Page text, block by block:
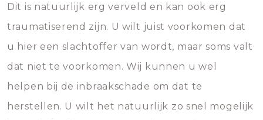
Dit is natuurlijk erg verveld en kan ook erg
traumatiserend zijn. U wilt juist voorkomen dat
u hier een slachtoffer van wordt, maar soms valt
dat niet te voorkomen. Wij kunnen u wel
helpen bij de inbraakschade om dat te
herstellen. U wilt het natuurlijk zo snel mogelijk